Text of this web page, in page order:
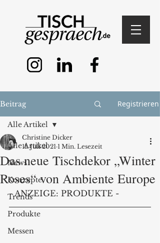
Beitrag Registrieren
Alle Artikel
News
Konzepte
Trends
Produkte
Messen
Alle Artikel
Das neue Tischdekor „Winter
Roses“ von Ambiente Europe
Christine Dicker
11. Juli 2021 1 Min. Lesezeit
- ANZEIGE: PRODUKTE -